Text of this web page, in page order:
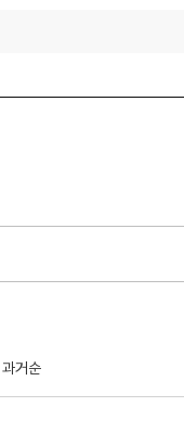
과거순